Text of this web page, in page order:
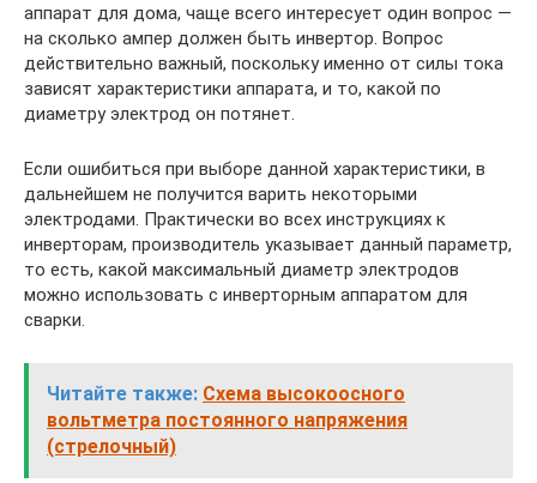
аппарат для дома, чаще всего интересует один вопрос —
на сколько ампер должен быть инвертор. Вопрос
действительно важный, поскольку именно от силы тока
зависят характеристики аппарата, и то, какой по
диаметру электрод он потянет.
Если ошибиться при выборе данной характеристики, в
дальнейшем не получится варить некоторыми
электродами. Практически во всех инструкциях к
инверторам, производитель указывает данный параметр,
то есть, какой максимальный диаметр электродов
можно использовать с инверторным аппаратом для
сварки.
Читайте также: Схема высокоосного
вольтметра постоянного напряжения
(стрелочный)